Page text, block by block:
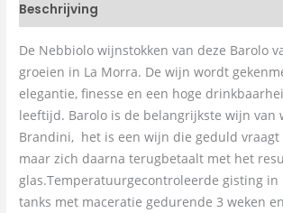
Beschrijving
De Nebbiolo wijnstokken van deze Barolo
groeien in La Morra. De wijn wordt
elegantie, finesse en een hoge
leeftijd. Barolo is de belangrijkste wijn van
Brandini, het is een wijn die geduld
maar zich daarna terugbetaalt met het
glas.Temperatuurgecontroleerde gisting
tanks met maceratie gedurende 3 weken